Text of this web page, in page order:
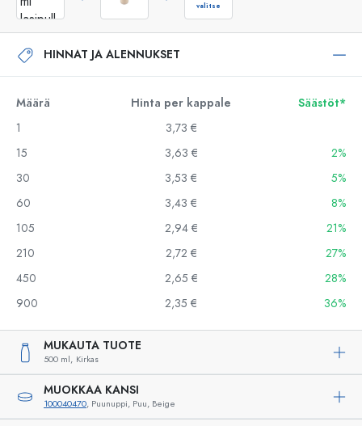
valitse
HINNAT JA ALENNUKSET
Määrä Hinta per kappale
Säästöt*
1
3,73 €
15
3,63 €
2%
30
3,53 €
5%
60
3,43 €
8%
105
2,94 €
21%
210
2,72 €
27%
450
2,65 €
28%
900
2,35 € 36%
MUKAUTA TUOTE
500 ml, Kirkas
MUOKKAA KANSI
100040470, Puunuppi, Puu, Beige